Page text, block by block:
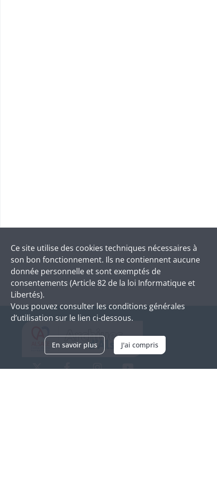
Ce site utilise des cookies techniques nécessaires à
son bon fonctionnement. Ils ne contiennent aucune
donnée personnelle et sont exemptés de
consentements (Article 82 de la loi Informatique et
Libertés).
Vous pouvez consulter les conditions générales
d’utilisation sur le lien ci-dessous.
En savoir plus J'ai compris